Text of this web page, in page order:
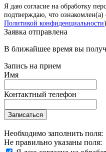
Я даю согласие на обработку
подтверждаю, что ознакомлен(а)
Политикой конфиденциальности)
Заявка отправлена
В ближайшее время вы
Запись на прием
Имя
Контактный телефон
Записаться
Необходимо заполнить поля:
Не правильно указаны поля: